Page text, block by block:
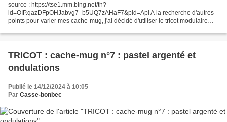
source : https://tse1.mm.bing.net/th?
id=OIP.qazDFpOHJabvg7_b5UQ7zAHaF7&pid=Api A la recherche d'autres
points pour varier mes cache-mug, j'ai décidé d'utiliser le tricot modulaire
TRICOT : cache-mug n°7 : pastel argenté et
ondulations
Publié le 14/12/2024 à 10:05
Par Casse-bonbec